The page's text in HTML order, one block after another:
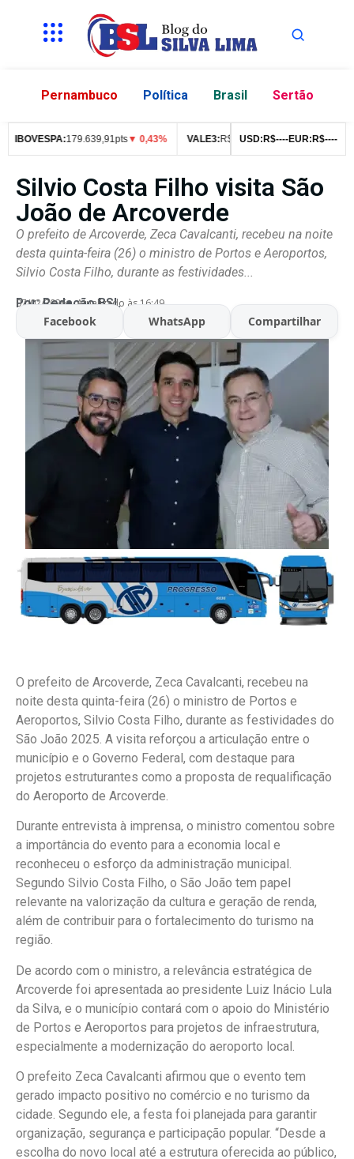
Pernambuco Política Brasil Sertão
179.639,91pts▼ 0,43% VALE3:R$76,99▼ 2,49% ITUB4:R$
USD: R$----EUR: R$----
Silvio Costa Filho visita São
João de Arcoverde
O prefeito de Arcoverde, Zeca Cavalcanti, recebeu na noite
desta quinta-feira (26) o ministro de Portos e Aeroportos,
Silvio Costa Filho, durante as festividades...
Por:Redação BSL
07/02/2026 Atualizado às 16:49
Facebook WhatsApp Compartilhar
O prefeito de Arcoverde, Zeca Cavalcanti, recebeu na
noite desta quinta-feira (26) o ministro de Portos e
Aeroportos, Silvio Costa Filho, durante as festividades do
São João 2025. A visita reforçou a articulação entre o
município e o Governo Federal, com destaque para
projetos estruturantes como a proposta de requalificação
do Aeroporto de Arcoverde.
Durante entrevista à imprensa, o ministro comentou sobre
a importância do evento para a economia local e
reconheceu o esforço da administração municipal.
Segundo Silvio Costa Filho, o São João tem papel
relevante na valorização da cultura e geração de renda,
além de contribuir para o fortalecimento do turismo na
região.
De acordo com o ministro, a relevância estratégica de
Arcoverde foi apresentada ao presidente Luiz Inácio Lula
da Silva, e o município contará com o apoio do Ministério
de Portos e Aeroportos para projetos de infraestrutura,
especialmente a modernização do aeroporto local.
O prefeito Zeca Cavalcanti afirmou que o evento tem
gerado impacto positivo no comércio e no turismo da
cidade. Segundo ele, a festa foi planejada para garantir
organização, segurança e participação popular. “Desde a
escolha do novo local até a estrutura oferecida ao público,